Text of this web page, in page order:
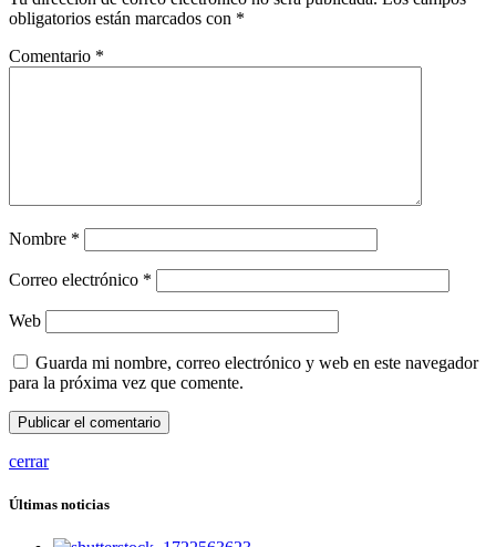
obligatorios están marcados con *
Comentario *
Nombre *
Correo electrónico *
Web
Guarda mi nombre, correo electrónico y web en este navegador
para la próxima vez que comente.
cerrar
Últimas noticias